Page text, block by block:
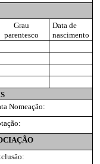
Grau
parentesco
Data de
nascimento
Nomeação: